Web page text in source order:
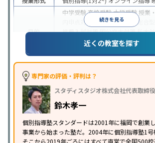
続きを見る
目的
中学受験高校受験大学受験 授業
内申点対策
学習習慣の定着
総合
推薦入試対策国公立大対策私大
英検(英語検定)対策漢検(漢字検
特徴
中高一貫校生に対応授業の振替可
応
学習にPC・タブレットを利用
科目から受講可能
り
近くの教室を探す
専門家の評価・評判は？
スタディスタジオ株式会社代表取締役
鈴木孝一
個別指導塾スタンダードは2001年に福岡で創業
事業から始まった塾だ。2004年に個別指導塾1号
そこから2019年ごろにはすべて直営で全国500